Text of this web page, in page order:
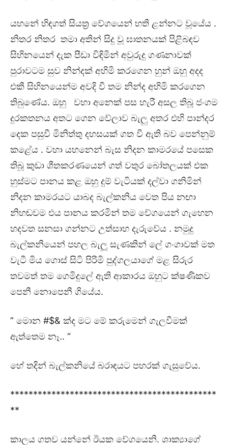
යහනේ හිඳගත් සියත්‍ර වේගයෙන් හති ළන්නට වූයේය .
නිතර නිතර තමා අතින් සිදු වූ ඝාතනයක් පිළිබඳව
සිහිනයෙන් දැක පීඩා විඳිමින් අවුරුදු ගණනාවක්
පුරාවටම සුව නින්දක් අහිමි කරගෙන හුන් ඔහු අදද
එකී සිහිනයෙන්ම අවදි වී තම නින්ද අහිමි කරගෙන
තිබුණේය. ඔහු වහා අනෙක් පස හැරී අසල තිබූ ජංගම
දුරකතනය අතට ගෙන වේලාව බැලු අතර එහි පාන්දර
දෙක පසුවී මිනිත්තු දහසයක් ගත වී ඇති බව පෙන්නුම්
කළේය . වහා යහනෙන් බැස නිදන කාමරයේ පසෙක
තිබූ කුඩා ශීතකරණයෙන් ගත් වතුර බෝතලයක් එක
හුස්මට පානය කළ ඔහු දුම් වැටියක් දල්වා ගනිමින්
නිදන කාමරයට යාබද බැල්කනිය වෙත පිය නඟා
නිහඬවම එය පානය කරමින් තම වේගයෙන් ගැහෙන
හදවත සනසා ගන්නට උත්සාහ දැරුවේය . නමුදු
බැල්කනියෙන් පහල බැලූ සැණකින් ලේ ගංගාවක් මත
වැටී මිය ගොස් සිටි පිරිමි පුද්ගලයාගේ මළ සිරුර
තවමත් තම ගෙමිදුලේ ඇති ආකාරය ඔහුට ක්ෂණිකව
පෙනී නොපෙනී ගියේය.
” මොන #$& ක්ද මට මේ කරුමෙන් ගැලවීමක්
ඇත්තෙම නෑ.. “
හේ තදින් බැල්කනියේ බරාඳයට පහරක් ගැසුවේය.
*********************************************
**
කාලය ගතව යන්නේ ඊයක වේගයෙනි. ශාක්‍යාගේ